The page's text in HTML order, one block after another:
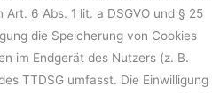
6 Abs. 1 lit. a DSGVO und § 25
die Speicherung von Cookies
im Endgerät des Nutzers (z. B.
TTDSG umfasst. Die Einwilligung